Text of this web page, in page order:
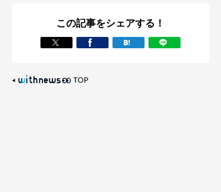
この記事をシェアする！